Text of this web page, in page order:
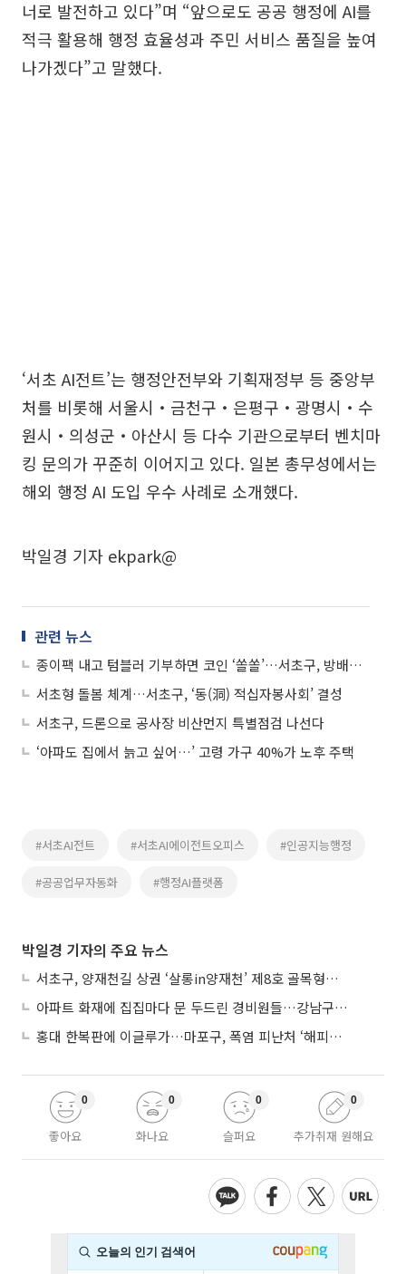
너로 발전하고 있다”며 “앞으로도 공공 행정에 AI를
적극 활용해 행정 효율성과 주민 서비스 품질을 높여
나가겠다”고 말했다.
‘서초 AI전트’는 행정안전부와 기획재정부 등 중앙부
처를 비롯해 서울시‧금천구‧은평구‧광명시‧수
원시‧의성군‧아산시 등 다수 기관으로부터 벤치마
킹 문의가 꾸준히 이어지고 있다. 일본 총무성에서는
해외 행정 AI 도입 우수 사례로 소개했다.
박일경 기자 ekpark@
관련 뉴스
종이팩 내고 텀블러 기부하면 코인 ‘쏠쏠’…서초구, 방배숲환경도서관 ‘착한서초코인’ 적립 확대
서초형 돌봄 체계…서초구, ‘동(洞) 적십자봉사회’ 결성
서초구, 드론으로 공사장 비산먼지 특별점검 나선다
‘아파도 집에서 늙고 싶어…’ 고령 가구 40%가 노후 주택
#서초AI전트 #서초AI에이전트오피스 #인공지능행정
#공공업무자동화 #행정AI플랫폼
박일경 기자의 주요 뉴스
서초구, 양재천길 상권 ‘살롱in양재천’ 제8호 골목형상점가 지정
아파트 화재에 집집마다 문 두드린 경비원들…강남구 감사장 수여
홍대 한복판에 이글루가…마포구, 폭염 피난처 ‘해피소’ 운영
좋아요
0
화나요
0
슬퍼요
0
추가취재 원해요
0